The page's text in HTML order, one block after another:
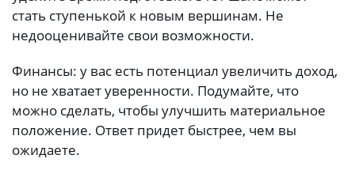
стать ступенькой к новым вершинам. Не
недооценивайте свои возможности.
Финансы: у вас есть потенциал увеличить доход,
но не хватает уверенности. Подумайте, что
можно сделать, чтобы улучшить материальное
положение. Ответ придет быстрее, чем вы
ожидаете.